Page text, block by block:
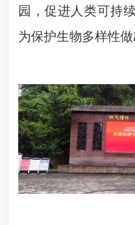
园，促进人类可持
为保护生物多样性做